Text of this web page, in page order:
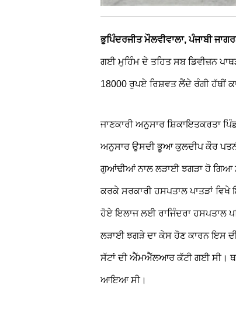
ਭੁਪਿੰਦਰਜੀਤ ਮੌਲਵੀਵਾਲਾ, ਪੰਜਾਬੀ
ਗਈ ਮੁਹਿੰਮ ਦੇ ਤਹਿਤ ਸਬ ਡਿਵੀਜ਼ਨ
18000 ਰੁਪਏ ਰਿਸ਼ਵਤ ਲੈਂਦੇ ਰੰਗੀ ਹੱਥੀਂ
ਜਾਣਕਾਰੀ ਅਨੁਸਾਰ ਸ਼ਿਕਾਇਤਕਰਤਾ
ਅਨੁਸਾਰ ਉਸਦੀ ਭੂਆ ਕੁਲਦੀਪ ਕੌਰ
ਗੁਆਂਢੀਆਂ ਨਾਲ ਲੜਾਈ ਝਗੜਾ ਹੋ ਗਿਆ
ਕਰਕੇ ਸਰਕਾਰੀ ਹਸਪਤਾਲ ਪਾਤੜਾਂ
ਹੋਏ ਇਲਾਜ ਲਈ ਰਾਜਿੰਦਰਾ ਹਸਪਤਾਲ
ਲੜਾਈ ਝਗੜੇ ਦਾ ਕੇਸ ਹੋਣ ਕਾਰਨ ਇਸ
ਸੱਟਾਂ ਦੀ ਐੱਮਐੱਲਆਰ ਕੱਟੀ ਗਈ ਸੀ।
ਆਇਆ ਸੀ।